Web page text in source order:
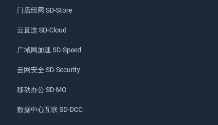
门店组网 SD-Store
云直连 SD-Cloud
广域网加速 SD-Speed
云网安全 SD-Security
移动办公 SD-MO
数据中心互联 SD-DCC